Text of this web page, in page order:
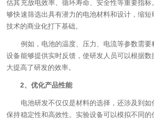
估其充放电效率、循环寿命、安全性等重要指
够快速筛选出具有潜力的电池材料和设计，缩
技术的商业化打下基础。
例如，电池的温度、压力、电流等参数需要
设备能够提供实时反馈，使研发人员可以根据
大提高了研发的效率。
2、优化产品性能
电池研发不仅仅是材料的选择，还涉及到如
保持稳定性和高效性。实验设备可以模拟不同